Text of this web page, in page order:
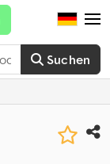
Suchen